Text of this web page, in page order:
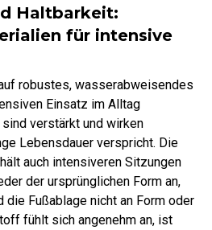
Haltbarkeit:
für intensive
robustes, wasserabweisendes
Einsatz im Alltag
verstärkt und wirken
Lebensdauer verspricht. Die
auch intensiveren Sitzungen
der ursprünglichen Form an,
Fußablage nicht an Form oder
fühlt sich angenehm an, ist